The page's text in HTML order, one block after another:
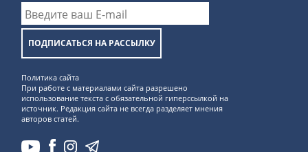
ПОДПИСАТЬСЯ НА РАССЫЛКУ
Политика сайта
При работе с материалами сайта разрешено
использование текста с обязательной гиперссылкой на
источник. Редакция сайта не всегда разделяет мнения
авторов статей.